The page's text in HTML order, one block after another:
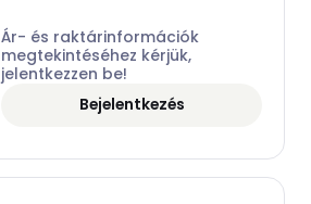
Ár- és raktárinformációk
megtekintéséhez kérjük,
jelentkezzen be!
Bejelentkezés